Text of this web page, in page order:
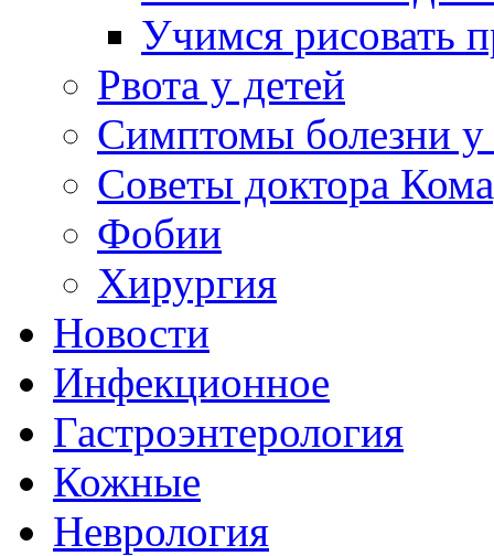
Учимся рисовать
Рвота у детей
Симптомы болезни у
Советы доктора
Фобии
Хирургия
Новости
Инфекционное
Гастроэнтерология
Кожные
Неврология